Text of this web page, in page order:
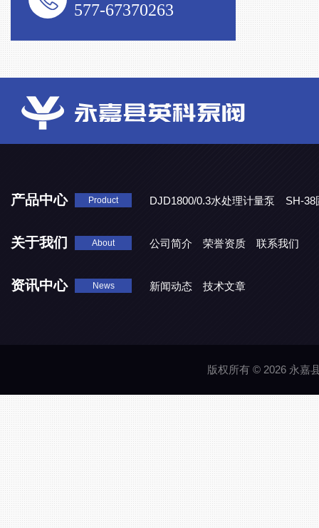
577-67370263
产品中心 Product DJD1800/0.3水处理计量泵
SH-38
关于我们 About 公司简介 荣誉资质 联系我们
资讯中心 News 新闻动态 技术文章
版权所有 © 2026 永嘉